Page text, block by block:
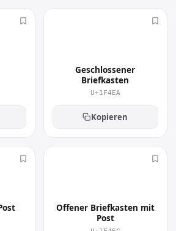
Geschlossener
Briefkasten
U+1F4EA
Kopieren
Offener Briefkasten mit
Post